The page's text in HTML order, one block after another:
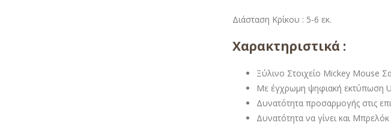
Διάσταση Κρίκου : 5-6 εκ.
Χαρακτηριστικά :
Ξύλινο Στοιχείο Mickey Mouse
Με έγχρωμη ψηφιακή εκτύπωση
Δυνατότητα προσαρμογής στις
Δυνατότητα να γίνει και Μπρελόκ